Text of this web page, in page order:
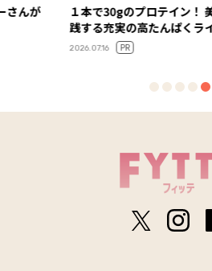
んが
１本で30gのプロテイン！
践する充実の高たんぱくラ
2026.07.16 PR